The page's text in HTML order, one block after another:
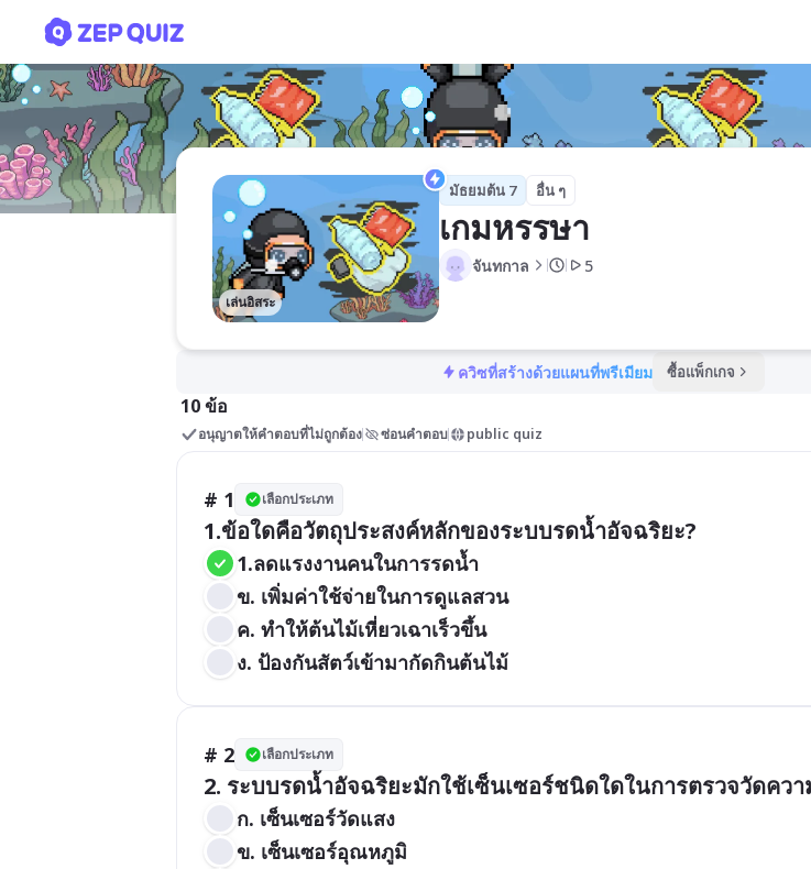
เล่นอิสระ
มัธยมต้น 7 อื่น ๆ
เกมหรรษา
จันทกาล 5
ควิซที่สร้างด้วยแผนที่พรีเมียม ซื้อแพ็กเกจ
10 ข้อ
อนุญาตให้คำตอบที่ไม่ถูกต้อง ซ่อนคำตอบ public quiz
# 1 เลือกประเภท
1.ข้อใดคือวัตถุประสงค์หลักของระบบรดน้ำอัจฉริยะ?
1.ลดแรงงานคนในการรดน้ำ
ข. เพิ่มค่าใช้จ่ายในการดูแลสวน
ค. ทำให้ต้นไม้เหี่ยวเฉาเร็วขึ้น
ง. ป้องกันสัตว์เข้ามากัดกินต้นไม้
# 2 เลือกประเภท
2. ระบบรดน้ำอัจฉริยะมักใช้เซ็นเซอร์ชนิดใดในการตรวจวัดคว
ก. เซ็นเซอร์วัดแสง
ข. เซ็นเซอร์อุณหภูมิ